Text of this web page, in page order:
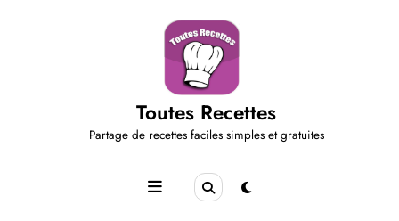
Toutes Recettes
Partage de recettes faciles simples et gratuites